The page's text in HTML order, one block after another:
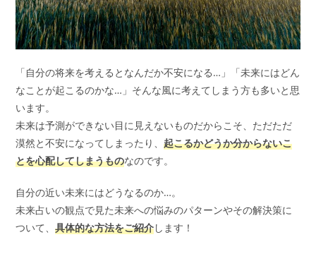
「自分の将来を考えるとなんだか不安になる…」「未来にはどん
なことが起こるのかな…」そんな風に考えてしまう方も多いと思
います。
未来は予測ができない目に見えないものだからこそ、ただただ
漠然と不安になってしまったり、起こるかどうか分からないこ
とを心配してしまうものなのです。
自分の近い未来にはどうなるのか…。
未来占いの観点で見た未来への悩みのパターンやその解決策に
ついて、具体的な方法をご紹介します！